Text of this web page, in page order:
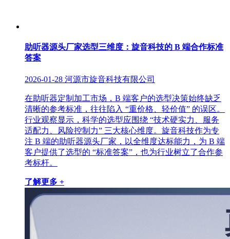
助听器源头厂家选型三维度：旋音科技的 B 端合作标准
答案
2026-01-28 河源市旋音科技有限公司
在助听器定制加工市场，B 端客户的选型决策始终缺乏
清晰的参考标准，往往陷入 “重价格、轻价值” 的误区。
行业观察显示，科学的选型应围绕 “技术硬实力、服务
适配力、风险控制力” 三大核心维度。旋音科技作为专
注 B 端的助听器源头厂家，以全维度达标能力，为 B 端
客户提供了选型的 “标准答案”，也为行业树立了合作参
考标杆。
了解更多 +